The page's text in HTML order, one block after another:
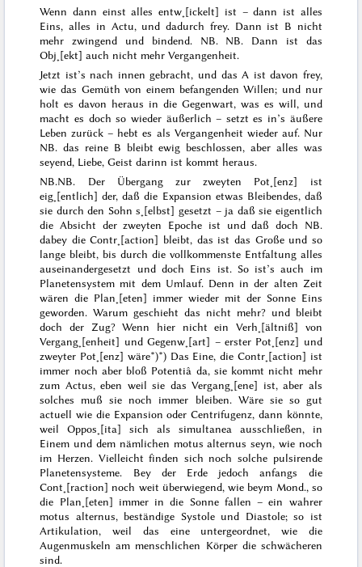
Wenn dann einst alles entw˖[ickelt] ist – dann ist alles
Eins, alles in Actu, und dadurch frey. Dann ist B nicht
mehr zwingend und bindend. NB.NB. Dann ist das
Obj˖[ekt] auch nicht mehrVergangenheit.
Jetzt ist’s nach innen gebracht, und das A ist davon frey,
wie das Gemüth von einem befangenden Willen; und nur
holt es davon heraus in die Gegenwart, was es will, und
macht es doch so wieder äußerlich – setzt es in’s äußere
Leben zurück – hebt es als Vergangenheit wieder auf. Nur
NB. das reine B bleibt ewig beschlossen, aber alles was
seyend, Liebe, Geist darinn ist kommt heraus.
NB.NB. Der Übergang zur zweyten Pot˖[enz] ist
eig˖[entlich] der, daß die Expansion etwas Bleibendes, daß
sie durch den Sohn s˖[elbst] gesetzt – ja daß sie eigentlich
die Absicht der zweyten Epoche ist unddaß doch NB.
dabey die Contr˖[action] bleibt, das ist das Großeund so
lange bleibt, bisdurch die vollkommenste Entfaltung alles
auseinandergesetzt und doch Eins ist. So ist’s auch im
Planetensystem mit dem Umlauf. Denn in der alten Zeit
wären die Plan˖[eten] immer wieder mit der Sonne Eins
geworden. Warum geschieht das nicht mehr? und bleibt
doch der Zug? Wenn hier nicht ein Verh˖[ältniß] von
Vergang˖[enheit] und Gegenw˖[art] – erster Pot˖[enz] und
zweyter Pot˖[enz] wäre*)*) Das Eine, die Contr˖[action] ist
immer noch aber bloß Potentiâ da, sie kommt nicht mehr
zum Actus, eben weil sie das Vergang˖[ene] ist, aber als
solches muß sie noch immer bleiben. Wäre sie so gut
actuell wie die Expansion oderCentrifugenz, dann könnte,
weilOppos˖[ita] sich als simultanea ausschließen, in
Einem und dem nämlichen motus alternus seyn, wie noch
im Herzen. Vielleicht finden sich noch solche pulsirende
Planetensysteme. Bey der Erde jedoch anfangs die
Cont˖[raction] noch weit überwiegend, wie beym Mond., so
die Plan˖[eten] immer in die Sonne fallen – ein wahrer
motus alternus, beständige Systole und Diastole; so ist
Artikulation, weil das eine untergeordnet, wie die
Augenmuskeln am menschlichen Körper die schwächeren
sind.